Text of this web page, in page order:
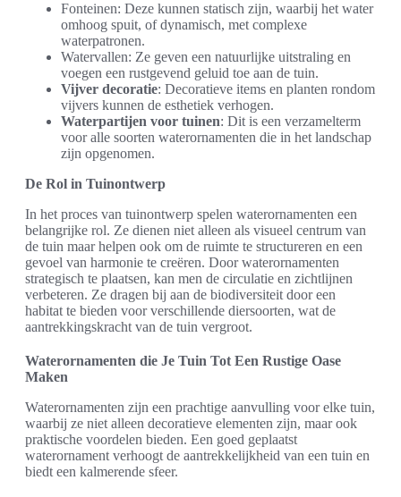
Fonteinen: Deze kunnen statisch zijn, waarbij het water
omhoog spuit, of dynamisch, met complexe
waterpatronen.
Watervallen: Ze geven een natuurlijke uitstraling en
voegen een rustgevend geluid toe aan de tuin.
Vijver decoratie: Decoratieve items en planten rondom
vijvers kunnen de esthetiek verhogen.
Waterpartijen voor tuinen: Dit is een verzamelterm
voor alle soorten waterornamenten die in het landschap
zijn opgenomen.
De Rol in Tuinontwerp
In het proces van tuinontwerp spelen waterornamenten een
belangrijke rol. Ze dienen niet alleen als visueel centrum van
de tuin maar helpen ook om de ruimte te structureren en een
gevoel van harmonie te creëren. Door waterornamenten
strategisch te plaatsen, kan men de circulatie en zichtlijnen
verbeteren. Ze dragen bij aan de biodiversiteit door een
habitat te bieden voor verschillende diersoorten, wat de
aantrekkingskracht van de tuin vergroot.
Waterornamenten die Je Tuin Tot Een Rustige Oase
Maken
Waterornamenten zijn een prachtige aanvulling voor elke tuin,
waarbij ze niet alleen decoratieve elementen zijn, maar ook
praktische voordelen bieden. Een goed geplaatst
waterornament verhoogt de aantrekkelijkheid van een tuin en
biedt een kalmerende sfeer.